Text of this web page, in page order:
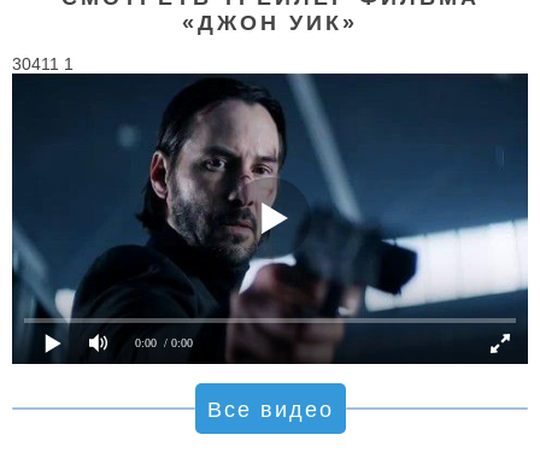
«ДЖОН УИК»
30411 1
0:00 / 0:00
Все видео